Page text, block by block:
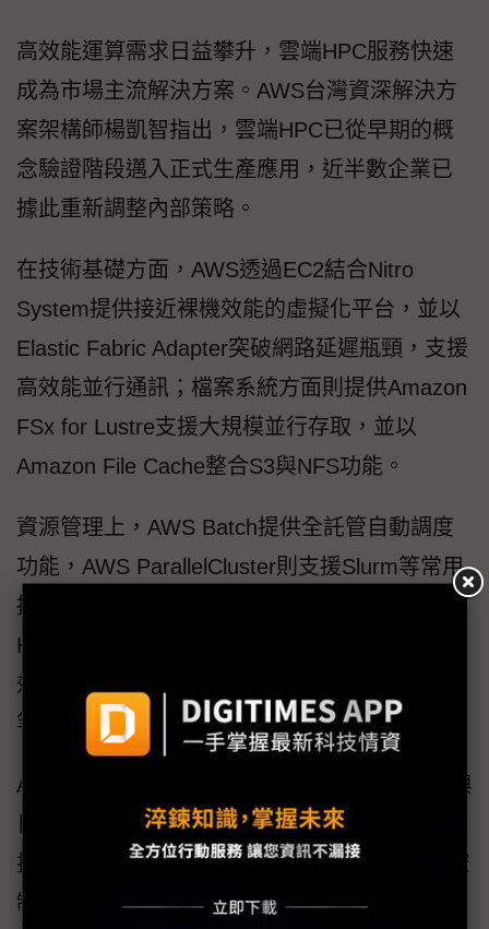
高效能運算需求日益攀升，雲端HPC服務快速
成為市場主流解決方案。AWS台灣資深解決方
案架構師楊凱智指出，雲端HPC已從早期的概
念驗證階段邁入正式生產應用，近半數企業已
據此重新調整內部策略。
在技術基礎方面，AWS透過EC2結合Nitro
System提供接近裸機效能的虛擬化平台，並以
Elastic Fabric Adapter突破網路延遲瓶頸，支援
高效能並行通訊；檔案系統方面則提供Amazon
FSx for Lustre支援大規模並行存取，並以
Amazon File Cache整合S3與NFS功能。
資源管理上，AWS Batch提供全託管自動調度
功能，AWS ParallelCluster則支援Slurm等常用
排程器，實現一站式遷移本地HPC環境。AWS
HPC解決方案核心優勢包括無限擴展性、成本
效益最佳化、技術先進性及快速上線無需改碼
等特點，提供企業全方位的高效能運算支援。
AI應用快速普及，企業對AI私有化部署的需求與
日俱增，儲存技術成為關鍵突破點。群聯電子
技術長林緯提到，群聯是全球最大獨立NAND控
制晶片供應商，其儲存技術更已應用於NASA火